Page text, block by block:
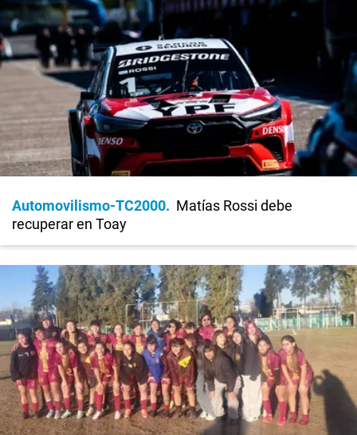
Automovilismo-TC2000
Matías Rossi debe
recuperar en Toay